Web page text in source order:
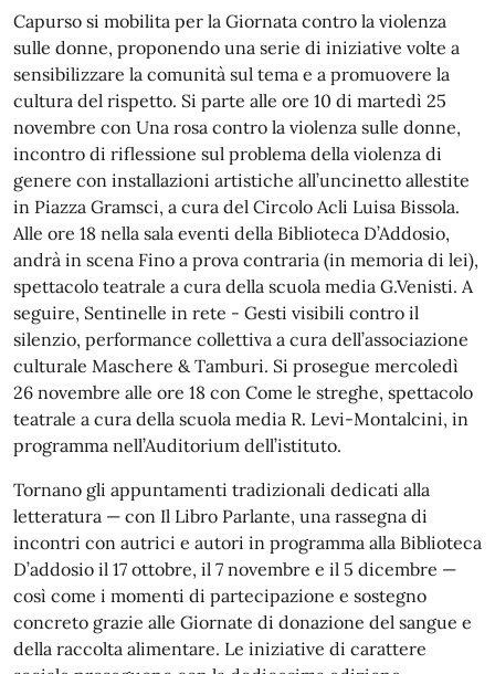
Capurso si mobilita per la Giornata contro la violenza
sulle donne, proponendo una serie di iniziative volte a
sensibilizzare la comunità sul tema e a promuovere la
cultura del rispetto. Si parte alle ore 10 di martedì 25
novembre con Una rosa contro la violenza sulle donne,
incontro di riflessione sul problema della violenza di
genere con installazioni artistiche all’uncinetto allestite
in Piazza Gramsci, a cura del Circolo Acli Luisa Bissola.
Alle ore 18 nella sala eventi della Biblioteca D’Addosio,
andrà in scena Fino a prova contraria (in memoria di lei),
spettacolo teatrale a cura della scuola media G.Venisti. A
seguire, Sentinelle in rete - Gesti visibili contro il
silenzio, performance collettiva a cura dell’associazione
culturale Maschere & Tamburi. Si prosegue mercoledì
26 novembre alle ore 18 con Come le streghe, spettacolo
teatrale a cura della scuola media R. Levi-Montalcini, in
programma nell’Auditorium dell’istituto.
Tornano gli appuntamenti tradizionali dedicati alla
letteratura — con Il Libro Parlante, una rassegna di
incontri con autrici e autori in programma alla Biblioteca
D’addosio il 17 ottobre, il 7 novembre e il 5 dicembre —
così come i momenti di partecipazione e sostegno
concreto grazie alle Giornate di donazione del sangue e
della raccolta alimentare. Le iniziative di carattere